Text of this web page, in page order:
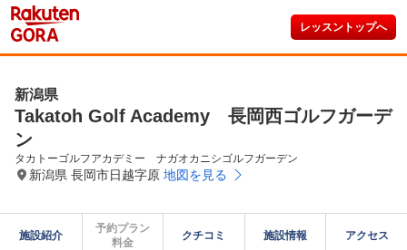
レッスントップへ
新潟県
Takatoh Golf Academy 長岡西ゴルフガーデ
ン
タカトーゴルフアカデミー　ナガオカニシゴルフガーデン
新潟県 長岡市日越字原 地図を見る
施設紹介
予約プラン
料金
クチコミ 施設情報 アクセス